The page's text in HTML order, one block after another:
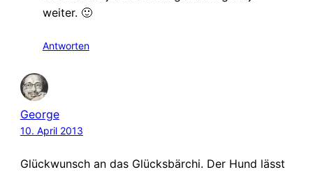
weiter. 🙂
Antworten
George
10. April 2013
Glückwunsch an das Glücksbärchi. Der Hund lässt